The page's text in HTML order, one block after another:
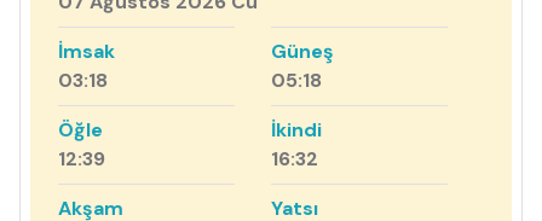
İmsak
03:18
Güneş
05:18
Öğle
12:39
İkindi
16:32
Akşam
Yatsı